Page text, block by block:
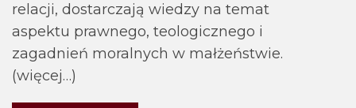
relacji, dostarczają wiedzy na temat
aspektu prawnego, teologicznego i
zagadnień moralnych w małżeństwie.
(więcej…)